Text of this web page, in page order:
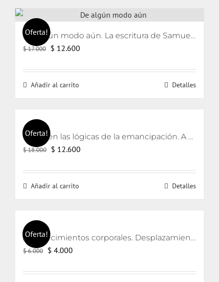
Oferta! De algún modo aún. La escritura de Samuel Beckett
$17.000 El
original
era:
$ 12.600
actual
Añadir al carrito Detalles
Oferta! Lacan en las lógicas de la emancipación. A partir de los textos de Jorge Alemán.
$18.000 El
original
era:
$ 12.600
actual
Añadir al carrito Detalles
Oferta! Acontecimientos corporales. Desplazamientos en las prácticas artísticas.
$6.000 El
original
$ 4.000
actual